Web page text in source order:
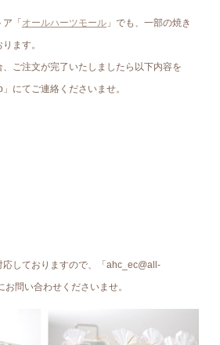
ア「オールハーツモール」でも、一部の焼き
ます。
ご注文が完了いたしましたら以下内容を
にてご連絡くださいませ。
応しておりますので、「ahc_ec@all-
問い合わせくださいませ。